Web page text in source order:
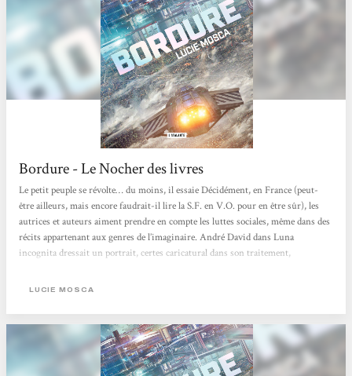
Bordure - Le Nocher des livres
Le petit peuple se révolte… du moins, il essaie Décidément, en France (peut-
être ailleurs, mais encore faudrait-il lire la S.F. en V.O. pour en être sûr), les
autrices et auteurs aiment prendre en compte les luttes sociales, même dans des
récits appartenant aux genres de l’imaginaire. André David dans Luna
incognita dressait un portrait, certes caricatural dans son traitement,
puissants sans scrupule, n’hésitant pas à augmenter les cadences afin de
LUCIE MOSCA